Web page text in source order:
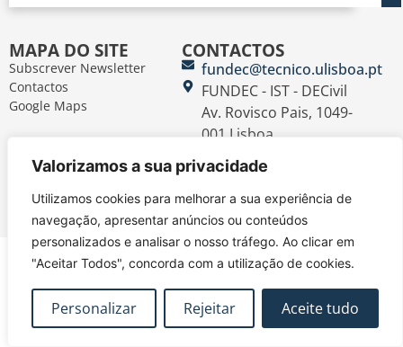
Valorizamos a sua privacidade
Utilizamos cookies para melhorar a sua experiência de
navegação, apresentar anúncios ou conteúdos
personalizados e analisar o nosso tráfego. Ao clicar em
"Aceitar Todos", concorda com a utilização de cookies.
Personalizar Rejeitar Aceite tudo
MAPA DO SITE
Subscrever Newsletter
Contactos
Google Maps
CONTACTOS
fundec@tecnico.ulisboa.pt
FUNDEC - IST - DECivil
Av. Rovisco Pais, 1049-
001 Lisboa
Política de Privacidade|Contacte-nos|Livro de
@2026 FUNDEC